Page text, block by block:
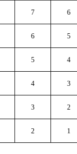
7 6
6 5
5 4
4 3
3 2
2 1